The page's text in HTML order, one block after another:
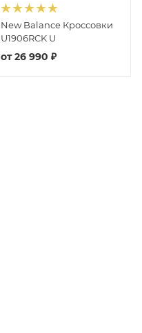
New Balance Кроссовки
U1906RCK U
от26 990 ₽